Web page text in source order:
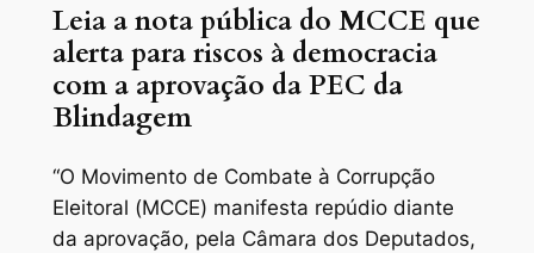
Leia a nota pública do MCCE que
alerta para riscos à democracia
com a aprovação da PEC da
Blindagem
“O Movimento de Combate à Corrupção
Eleitoral (MCCE) manifesta repúdio diante
da aprovação, pela Câmara dos Deputados,